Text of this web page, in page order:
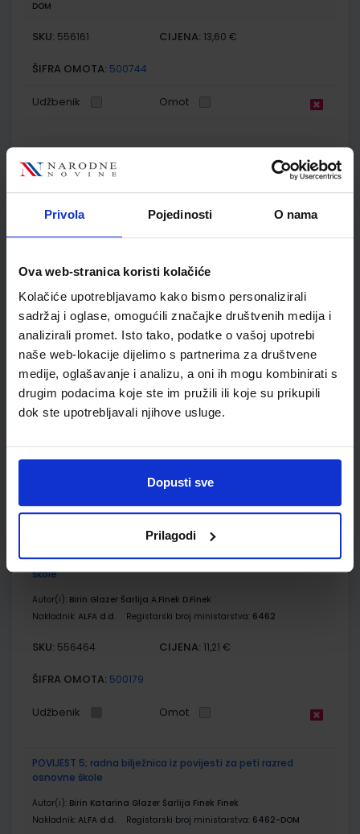
Privola Pojedinosti O nama
Ova web-stranica koristi kolačiće
Kolačiće upotrebljavamo kako bismo personalizirali
sadržaj i oglase, omogućili značajke društvenih medija i
analizirali promet. Isto tako, podatke o vašoj upotrebi
naše web-lokacije dijelimo s partnerima za društvene
medije, oglašavanje i analizu, a oni ih mogu kombinirati s
drugim podacima koje ste im pružili ili koje su prikupili
dok ste upotrebljavali njihove usluge.
Dopusti sve
Prilagodi
DOM
SKU: 556161 CIJENA: 13,60 €
ŠIFRA OMOTA: 500744
Udžbenik Omot
MOJA ZEMLJA 1; udžbenik iz geografije za peti razred
osnovne škole
Autor(i):Ivan Gambiroža Josip Jukić Dinko Marin Ana Mesić
Nakladnik:
Registarski broj ministarstva:
SKU:556165
ŠIFRA OMOTA: 500167
Udžbenik Omot
MOJA ZEMLJA 1; radna bilježnica iz geografije za peti razred
osnovne škole
Autor(i):Ivan Gambiroža Josip Jukić Dinko Marin Ana Mesić
Nakladnik:ALFA d.d. Registarski broj ministarstva:
SKU:556166 CIJENA:12,00 €
Udžbenik Omot
POVIJEST 5; udžbenik iz povijesti za peti razred osnovne
škole
Autor(i): Birin Glazer Šarlija A.Finek D.Finek
Nakladnik: ALFA d.d. Registarski broj ministarstva: 6462
SKU: 556464 CIJENA: 11,21 €
ŠIFRA OMOTA: 500179
Udžbenik Omot
POVIJEST 5; radna bilježnica iz povijesti za peti razred
osnovne škole
Autor(i): Birin Katarina Glazer Šarlija Finek Finek
Nakladnik: ALFA d.d. Registarski broj ministarstva: 6462-DOM